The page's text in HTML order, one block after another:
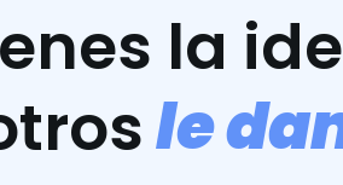
la
leda